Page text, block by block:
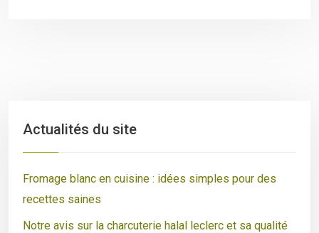
Actualités du site
Fromage blanc en cuisine : idées simples pour des
recettes saines
Notre avis sur la charcuterie halal leclerc et sa qualité